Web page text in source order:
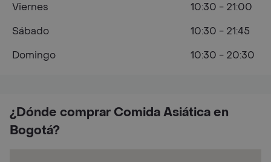
¿Dónde comprar Comida Asiática en
Bogotá?
Viernes
10:30 - 21:00
Sábado
10:30 - 21:45
Domingo
10:30 - 20:30